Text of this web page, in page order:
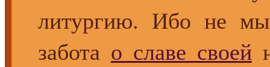
литургию. Ибо не
забота о славе своей